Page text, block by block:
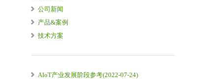
公司新闻
产品&案例
技术方案
AIoT产业发展阶段参考(2022-07-24)